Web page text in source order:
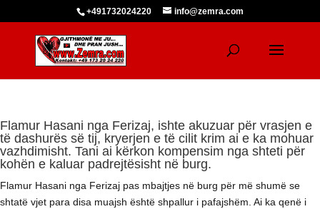
+491732024220 info@zemra.com
Flamur Hasani nga Ferizaj, ishte akuzuar për vrasjen e
të dashurës së tij, kryerjen e të cilit krim ai e ka mohuar
vazhdimisht. Tani ai kërkon kompensim nga shteti për
kohën e kaluar padrejtësisht në burg.
Flamur Hasani nga Ferizaj pas mbajtjes në burg për më shumë se
shtatë vjet para disa muajsh është shpallur i pafajshëm. Ai ka qenë i